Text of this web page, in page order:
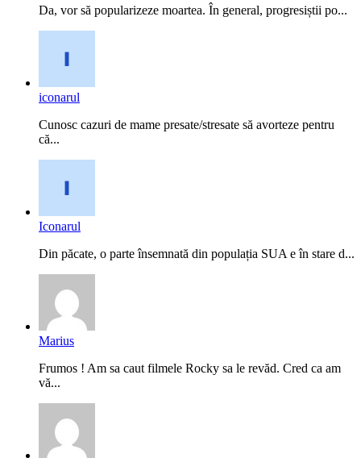
Da, vor să popularizeze moartea. În general, progresiștii po...
iconarul
Cunosc cazuri de mame presate/stresate să avorteze pentru
că...
Iconarul
Din păcate, o parte însemnată din populația SUA e în stare d...
Marius
Frumos ! Am sa caut filmele Rocky sa le revăd. Cred ca am
vă...